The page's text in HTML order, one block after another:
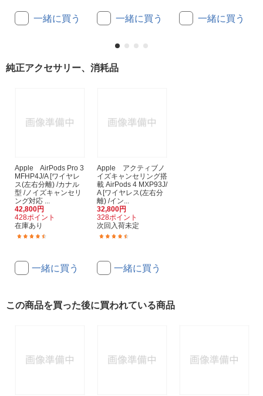
一緒に買う 一緒に買う 一緒に買う
純正アクセサリー、消耗品
Apple AirPods Pro 3
MFHP4J/A [ワイヤレ
ス(左右分離) /カナル
型 /ノイズキャンセリ
ング対応 ...
42,800円
428ポイント
在庫あり
一緒に買う
Apple アクティブノ
イズキャンセリング搭
載 AirPods 4 MXP93J/
A [ワイヤレス(左右分
離) /イン...
32,800円
328ポイント
次回入荷未定
一緒に買う
この商品を買った後に買われている商品